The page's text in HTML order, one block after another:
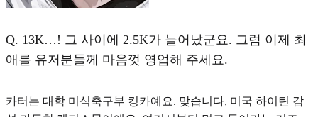
Q. 13K…! 그 사이에 2.5K가 늘어났군요. 그럼 이제 최
애를 유저분들께 마음껏 영업해 주세요.
카터는 대학 미식축구부 킹카예요. 맞습니다, 미국 하이틴 감